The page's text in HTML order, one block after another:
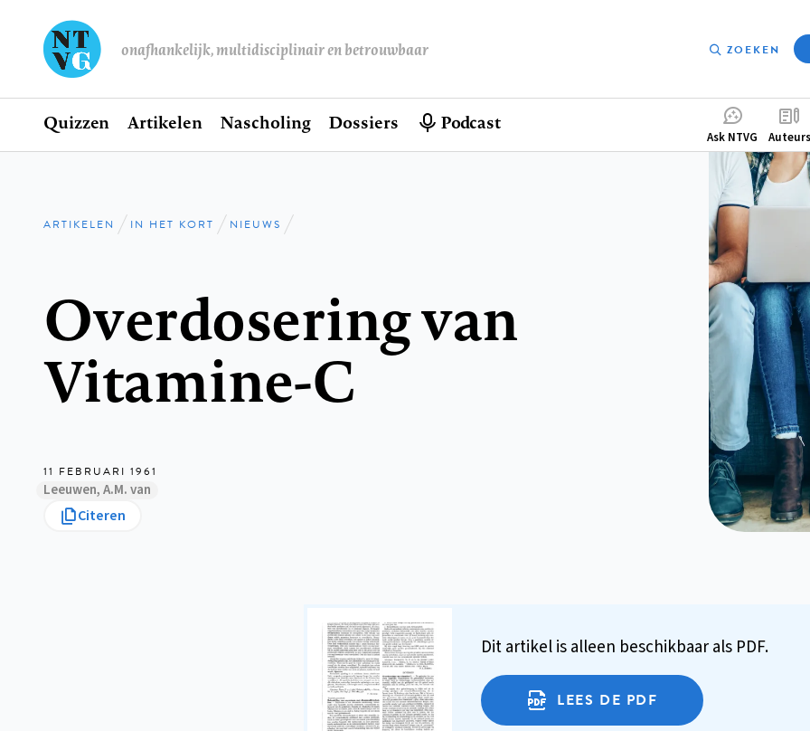
onafhankelijk, multidisciplinair en betrouwbaar ZOEKEN
Hoofdnavigatie
Home
Quizzen Artikelen Nascholing Dossiers Podcast
menu
Ask NTVG Auteurs
Kruimelpad
ARTIKELEN IN HET KORT NIEUWS
Overdosering van
Vitamine-C
11 FEBRUARI 1961
Leeuwen, A.M. van
Citeren
Dit artikel is alleen beschikbaar als PDF.
LEES DE PDF